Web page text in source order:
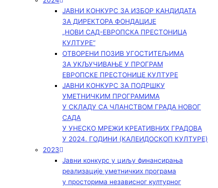
ЈАВНИ КОНКУРС ЗА ИЗБОР КАНДИДАТА
ЗА ДИРЕКТОРА ФОНДАЦИЈЕ
„НОВИ САД-ЕВРОПСКА ПРЕСТОНИЦА
КУЛТУРЕ“
ОТВОРЕНИ ПОЗИВ УГОСТИТЕЉИМА
ЗА УКЉУЧИВАЊЕ У ПРОГРАМ
ЕВРОПСКЕ ПРЕСТОНИЦЕ КУЛТУРЕ
ЈАВНИ КОНКУРС ЗА ПОДРШКУ
УМЕТНИЧКИМ ПРОГРАМИМА
У СКЛАДУ СА ЧЛАНСТВОМ ГРАДА НОВОГ
САДА
У УНЕСКО МРЕЖИ КРЕАТИВНИХ ГРАДОВА
У 2024. ГОДИНИ (КАЛЕИДОСКОП КУЛТУРЕ)
2023
Јавни конкурс у циљу финансирања
реализације уметничких програма
у просторима независног културног